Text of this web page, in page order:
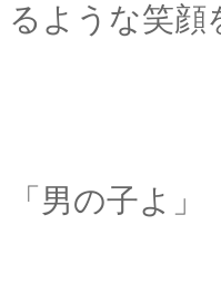
るような笑顔
「男の子よ」